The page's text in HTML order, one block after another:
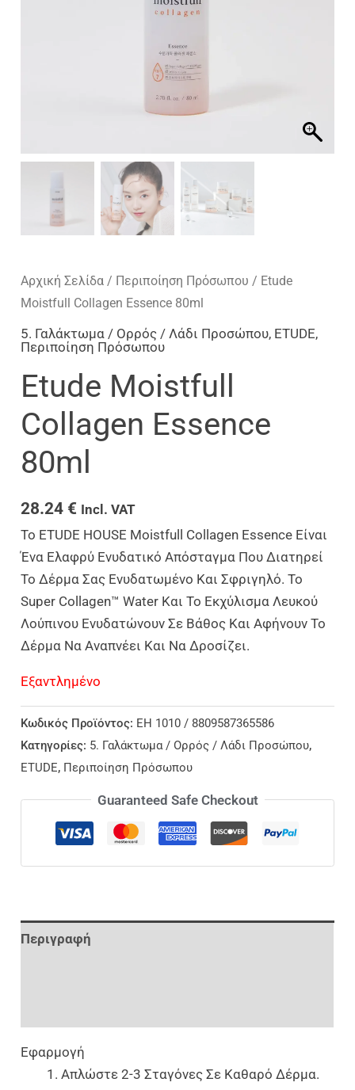
Αρχική Σελίδα / Περιποίηση Πρόσωπου / Etude
Moistfull Collagen Essence 80ml
5. Γαλάκτωμα / Ορρός / Λάδι Προσώπου, ETUDE,
Περιποίηση Πρόσωπου
Etude Moistfull
Collagen Essence
80ml
28.24 € Incl. VAT
Το ETUDE HOUSE Moistfull Collagen Essence Είναι
Ένα Ελαφρύ Ενυδατικό Απόσταγμα Που Διατηρεί
Το Δέρμα Σας Ενυδατωμένο Και Σφριγηλό. Το
Super Collagen™ Water Και Το Εκχύλισμα Λευκού
Λούπινου Ενυδατώνουν Σε Βάθος Και Αφήνουν Το
Δέρμα Να Αναπνέει Και Να Δροσίζει.
Εξαντλημένο
Κωδικός Προϊόντος: EH 1010 / 8809587365586
Κατηγορίες: 5. Γαλάκτωμα / Ορρός / Λάδι Προσώπου,
ETUDE, Περιποίηση Πρόσωπου
Guaranteed Safe Checkout
Περιγραφή
Εφαρμογή
Απλώστε 2-3 Σταγόνες Σε Καθαρό Δέρμα.